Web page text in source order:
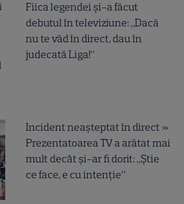
Fiica legendei și-a făcut
debutul în televiziune: „Dacă
nu te văd în direct, dau în
judecată Liga!”
Incident neașteptat în direct »
Prezentatoarea TV a arătat mai
mult decât și-ar fi dorit: „Știe
ce face, e cu intenție”